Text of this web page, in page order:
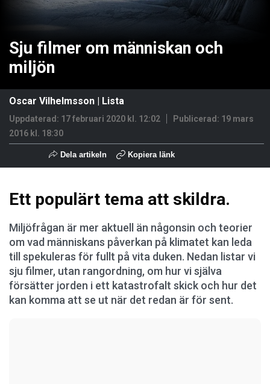
Sju filmer om människan och
miljön
Oscar Vilhelmsson | Lista
Uppdaterad: 17 februari 2020 kl. 12:02 Publicerad: 19 mars
2016 kl. 18:30
Dela artikeln Kopiera länk
Ett populärt tema att skildra.
Miljöfrågan är mer aktuell än någonsin och teorier
om vad människans påverkan på klimatet kan leda
till spekuleras för fullt på vita duken. Nedan listar vi
sju filmer, utan rangordning, om hur vi själva
försätter jorden i ett katastrofalt skick och hur det
kan komma att se ut när det redan är för sent.